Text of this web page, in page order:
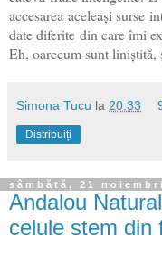
accesarea aceleași surse
date diferite din care îmi
Eh, oarecum sunt liniștită,
Simona Tucu la 20:33
Distribuiți
sâmbătă, 21
Andalou
celule stem din